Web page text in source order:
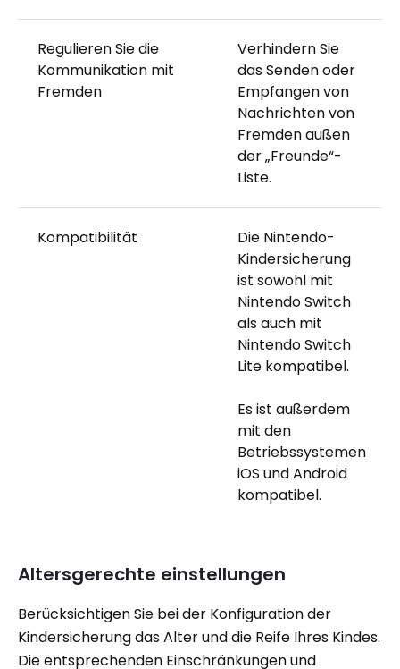
Regulieren Sie die
Kommunikation mit
Fremden
Verhindern Sie
das Senden oder
Empfangen von
Nachrichten von
Fremden außen
der „Freunde“-
Liste.
Kompatibilität
Die Nintendo-
Kindersicherung
ist sowohl mit
Nintendo Switch
als auch mit
Nintendo Switch
Lite kompatibel.
Es ist außerdem
mit den
Betriebssystemen
iOS und Android
kompatibel.
Altersgerechte einstellungen
Berücksichtigen Sie bei der Konfiguration der
Kindersicherung das Alter und die Reife Ihres Kindes.
Die entsprechenden Einschränkungen und